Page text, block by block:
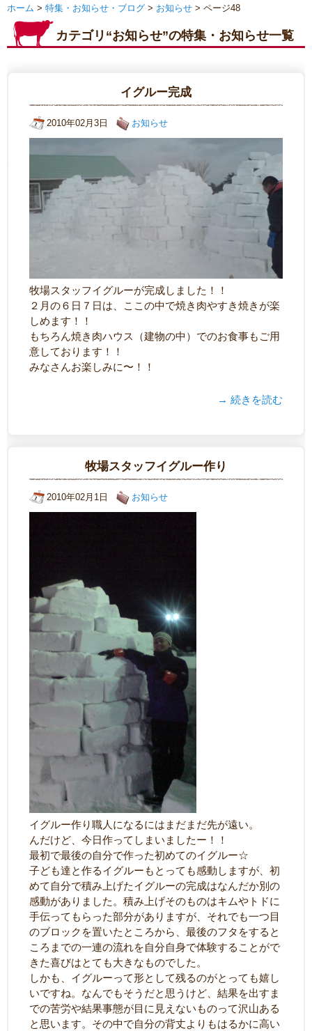
ホーム > 特集・お知らせ・ブログ > お知らせ > ページ48
カテゴリ“お知らせ”の特集・お知らせ一覧
イグルー完成
2010年02月3日 お知らせ
牧場スタッフイグルーが完成しました！！
２月の６日７日は、ここの中で焼き肉やすき焼きが楽
しめます！！
もちろん焼き肉ハウス（建物の中）でのお食事もご用
意しております！！
みなさんお楽しみに〜！！
→ 続きを読む
牧場スタッフイグルー作り
2010年02月1日 お知らせ
イグルー作り職人になるにはまだまだ先が遠い。
んだけど、今日作ってしまいましたー！！
最初で最後の自分で作った初めてのイグルー☆
子ども達と作るイグルーもとっても感動しますが、初
めて自分で積み上げたイグルーの完成はなんだか別の
感動がありました。積み上げそのものはキムやトドに
手伝ってもらった部分がありますが、それでも一つ目
のブロックを置いたところから、最後のフタをすると
ころまでの一連の流れを自分自身で体験することがで
きた喜びはとても大きなものでした。
しかも、イグルーって形として残るのがとっても嬉し
いですね。なんでもそうだと思うけど、結果を出すま
での苦労や結果事態が目に見えないものって沢山ある
と思います。その中で自分の背丈よりもはるかに高い